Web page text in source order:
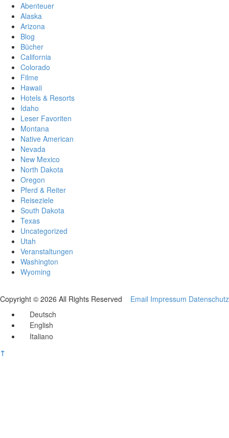
Abenteuer
Alaska
Arizona
Blog
Bücher
California
Colorado
Filme
Hawaii
Hotels & Resorts
Idaho
Leser Favoriten
Montana
Native American
Nevada
New Mexico
North Dakota
Oregon
Pferd & Reiter
Reiseziele
South Dakota
Texas
Uncategorized
Utah
Veranstaltungen
Washington
Wyoming
Copyright © 2026 All Rights Reserved Email Impressum Datenschutz
Deutsch
English
Italiano
↑